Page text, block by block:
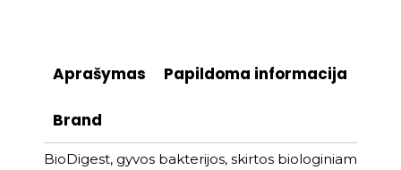
Aprašymas Papildoma informacija
Brand
BioDigest, gyvos bakterijos, skirtos biologiniam